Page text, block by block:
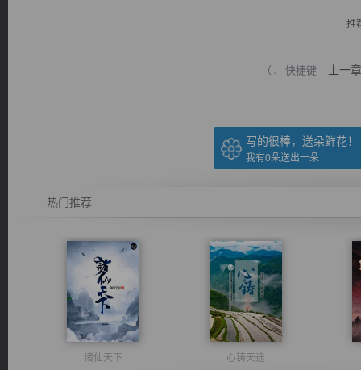
推
（← 快捷键 上一章
写的很棒，送朵鲜花！
我有0朵送出一朵
热门推荐
诸仙天下 心铸天途